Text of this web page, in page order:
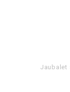
Jaubalet